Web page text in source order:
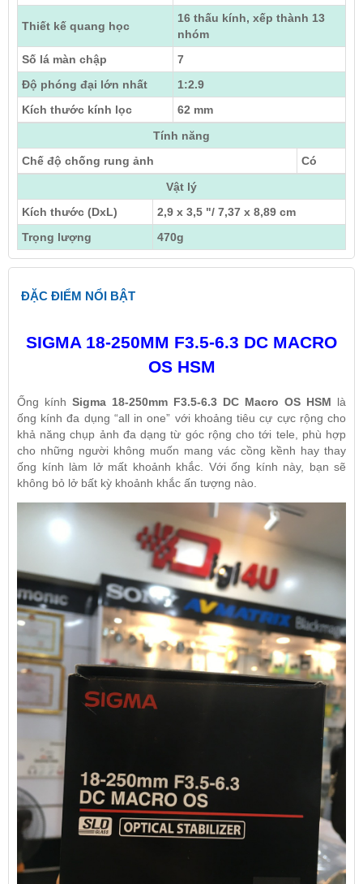
Thiết kế quang học
16 thấu kính, xếp thành 13
nhóm
Số lá màn chập
7
Độ phóng đại lớn nhất
1:2.9
Kích thước kính lọc
62 mm
Tính năng
Chế độ chống rung ảnh
Có
Vật lý
Kích thước (DxL)
2,9 x 3,5 "/ 7,37 x 8,89 cm
Trọng lượng
470g
ĐẶC ĐIỂM NỔI BẬT
SIGMA 18-250MM F3.5-6.3 DC MACRO
OS HSM
Ống kính Sigma 18-250mm F3.5-6.3 DC Macro OS HSM là
ống kính đa dụng “all in one” với khoảng tiêu cự cực rộng cho
khả năng chụp ảnh đa dạng từ góc rộng cho tới tele, phù hợp
cho những người không muốn mang vác cồng kềnh hay thay
ống kính làm lở mất khoảnh khắc. Với ống kính này, bạn sẽ
không bỏ lở bất kỳ khoảnh khắc ấn tượng nào.